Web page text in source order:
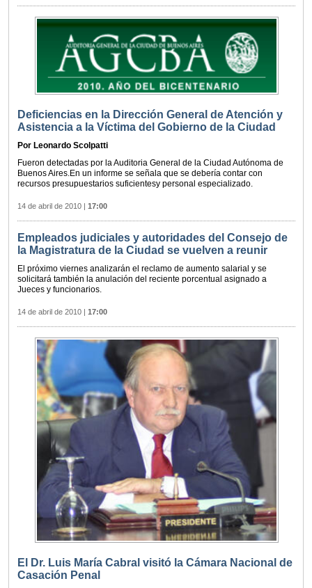
Deficiencias en la Dirección General de Atención y
Asistencia a la Víctima del Gobierno de la Ciudad
Por Leonardo Scolpatti
Fueron detectadas por la Auditoria General de la Ciudad Autónoma de
Buenos Aires.En un informe se señala que se debería contar con
recursos presupuestarios suficientesy personal especializado.
14 de abril de 2010 | 17:00
Empleados judiciales y autoridades del Consejo de
la Magistratura de la Ciudad se vuelven a reunir
El próximo viernes analizarán el reclamo de aumento salarial y se
solicitará también la anulación del reciente porcentual asignado a
Jueces y funcionarios.
14 de abril de 2010 | 17:00
El Dr. Luis María Cabral visitó la Cámara Nacional de
Casación Penal